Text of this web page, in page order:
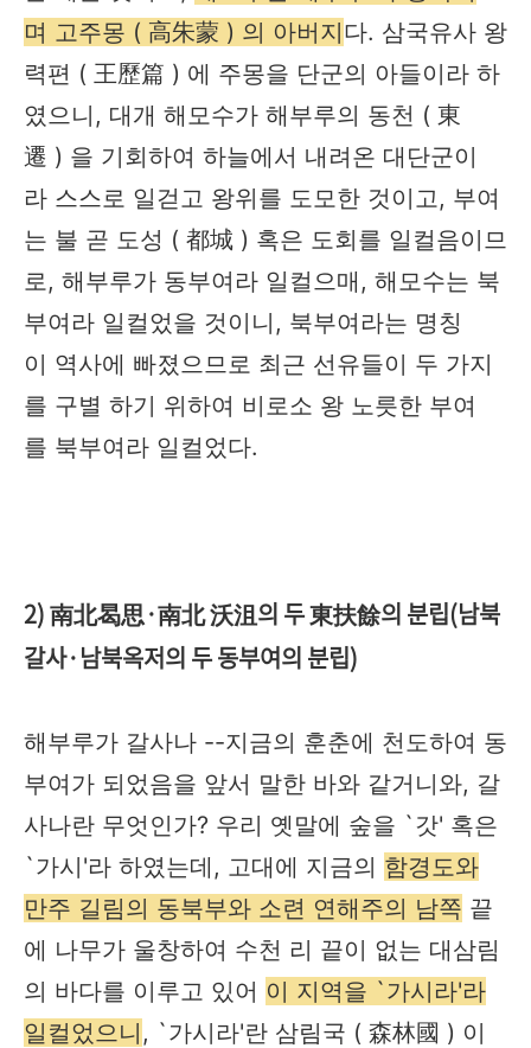
며 고주몽 ( 高朱蒙 ) 의 아버지다. 삼국유사 왕
력편 ( 王歷篇 ) 에 주몽을 단군의 아들이라 하
였으니, 대개 해모수가 해부루의 동천 ( 東
遷 ) 을 기회하여 하늘에서 내려온 대단군이
라 스스로 일걷고 왕위를 도모한 것이고, 부여
는 불 곧 도성 ( 都城 ) 혹은 도회를 일컬음이므
로, 해부루가 동부여라 일컬으매, 해모수는 북
부여라 일컬었을 것이니, 북부여라는 명칭
이 역사에 빠졌으므로 최근 선유들이 두 가지
를 구별 하기 위하여 비로소 왕 노릇한 부여
를 북부여라 일컬었다.
2) 南北曷思·南北 沃沮의 두 東扶餘의 분립(남북
갈사·남북옥저의 두 동부여의 분립)
해부루가 갈사나 --지금의 훈춘에 천도하여 동
부여가 되었음을 앞서 말한 바와 같거니와, 갈
사나란 무엇인가? 우리 옛말에 숲을 `갓' 혹은
`가시'라 하였는데, 고대에 지금의 함경도와
만주 길림의 동북부와 소련 연해주의 남쪽 끝
에 나무가 울창하여 수천 리 끝이 없는 대삼림
의 바다를 이루고 있어 이 지역을 `가시라'라
일컬었으니 , `가시라'란 삼림국 ( 森林國 ) 이